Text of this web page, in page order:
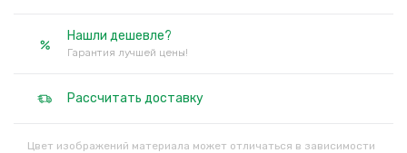
Нашли дешевле?
Гарантия лучшей цены!
Рассчитать доставку
Цвет изображений материала может отличаться в зависимости